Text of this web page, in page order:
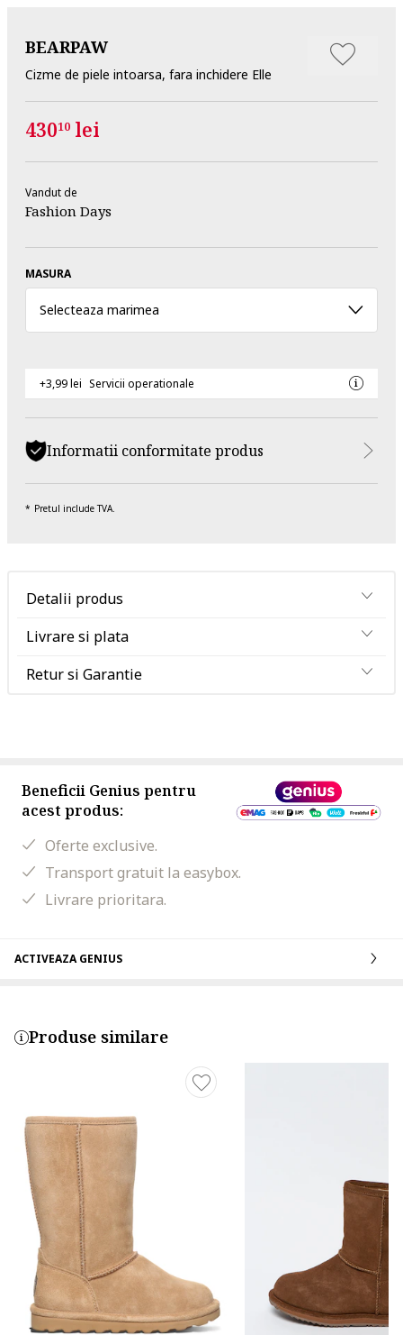
BEARPAW
Cizme de piele intoarsa, fara inchidere Elle
43010 lei
Vandut de
Fashion Days
MASURA
Selecteaza marimea
+3,99 lei Servicii operationale
Informatii conformitate produs
Pretul include TVA.
Detalii produs
Livrare si plata
Retur si Garantie
Beneficii Genius pentru
acest produs:
Oferte exclusive.
Transport gratuit la easybox.
Livrare prioritara.
ACTIVEAZA GENIUS
Produse similare